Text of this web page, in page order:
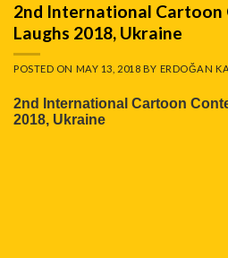
2nd International Cartoon
Laughs 2018, Ukraine
POSTED ON MAY 13, 2018 BY ERDOĞAN
2nd International Cartoon
2018, Ukraine